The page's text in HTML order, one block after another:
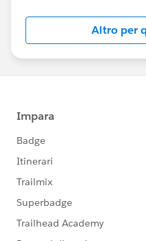
Account Engagement(
ュニティとしてお役立
https://
/overview
このグループは株式会
ンの社員によって管理
「Trailblazer
https://
このグループ内での発
Altro per